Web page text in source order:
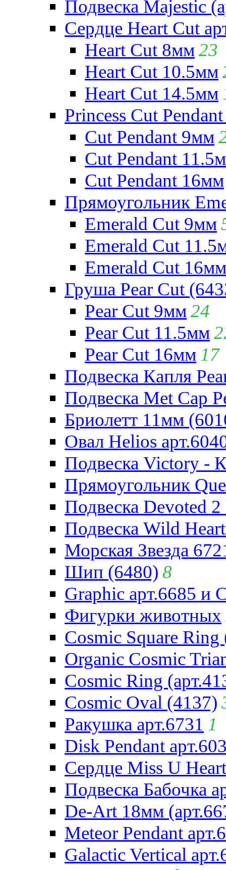
Подвеска Majestic
Сердце Heart Cut
Heart Cut 8мм23
Heart Cut 10.5мм
Heart Cut 14.5мм
Princess Cut
Cut Pendant 9мм
Cut Pendant
Cut Pendant 16мм
Прямоугольник
Emerald Cut 9мм
Emerald Cut
Emerald Cut 16мм
Груша Pear Cut
Pear Cut 9мм24
Pear Cut 11.5мм
Pear Cut 16мм 17
Подвеска Капля
Подвеска Met Cap
Бриолетт 11мм
Овал Helios
Подвеска Victory -
Прямоугольник
Подвеска Devoted
Подвеска Wild
Морская Звезда
Шип (6480) 8
Graphic арт.6685 и
Фигурки животных
Cosmic Square Ring
Organic Cosmic
Cosmic Ring
Cosmic Oval (4137)
Ракушка арт.6731 1
Disk Pendant
Сердце Miss U
Подвеска Бабочка
De-Art 18мм
Meteor Pendant
Galactic Vertical